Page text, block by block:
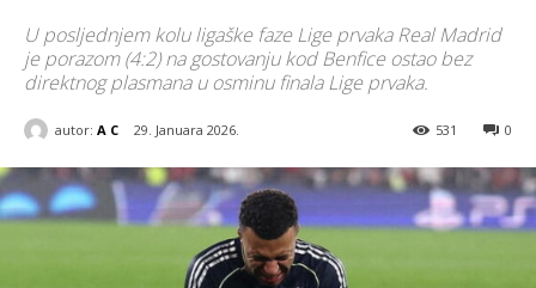
U posljednjem kolu ligaške faze Lige prvaka Real Madrid
je porazom (4:2) na gostovanju kod Benfice ostao bez
direktnog plasmana u osminu finala Lige prvaka.
autor: A C 29. Januara 2026. 0
531